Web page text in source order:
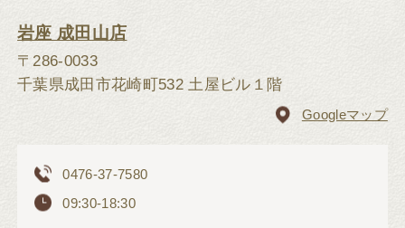
岩座 成田山店
〒286-0033
千葉県成田市花崎町532 土屋ビル１階
Googleマップ
0476-37-7580
09:30-18:30